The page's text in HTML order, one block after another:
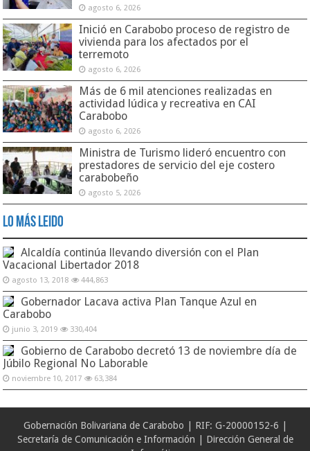
agosto 6, 2026
Inició en Carabobo proceso de registro de
vivienda para los afectados por el
terremoto
agosto 6, 2026
Más de 6 mil atenciones realizadas en
actividad lúdica y recreativa en CAI
Carabobo
agosto 6, 2026
Ministra de Turismo lideró encuentro con
prestadores de servicio del eje costero
carabobeño
agosto 5, 2026
Lo Más Leido
Alcaldía continúa llevando diversión con el Plan
Vacacional Libertador 2018
agosto 13, 2018 444,863
Gobernador Lacava activa Plan Tanque Azul en
Carabobo
junio 3, 2019 330,404
Gobierno de Carabobo decretó 13 de noviembre día de
Júbilo Regional No Laborable
noviembre 10, 2017 63,384
Gobernación Bolivariana de Carabobo | RIF: G-20000152-6 |
Secretaría de Comunicación e Información | Dirección General de